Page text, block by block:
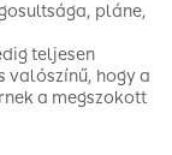
pláne,
teljesen
valószínű, hogy a
a megszokott